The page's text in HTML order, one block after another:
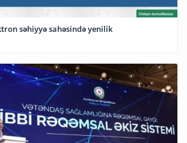
səhiyyə sahəsində yenilik